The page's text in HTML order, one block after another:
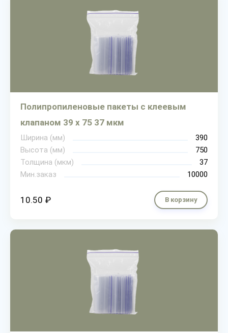
Полипропиленовые пакеты с клеевым
клапаном 39 х 75 37 мкм
Ширина (мм)
390
Высота (мм)
750
Толщина (мкм)
37
Мин.заказ
10000
10.50 ₽ В корзину